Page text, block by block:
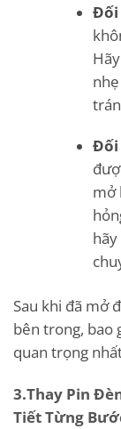
Đối
Đối
mở
Sau khi đã mở
bên trong, bao
quan trọng
3.Thay Pin
Tiết Từng